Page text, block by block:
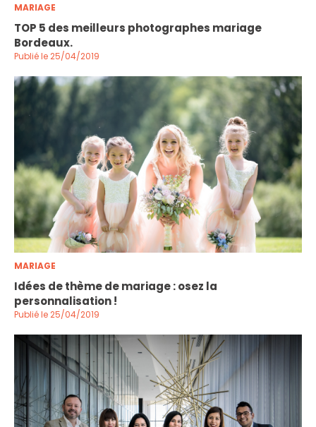
MARIAGE
TOP 5 des meilleurs photographes mariage
Bordeaux.
Publié le 25/04/2019
MARIAGE
Idées de thème de mariage : osez la
personnalisation !
Publié le 25/04/2019